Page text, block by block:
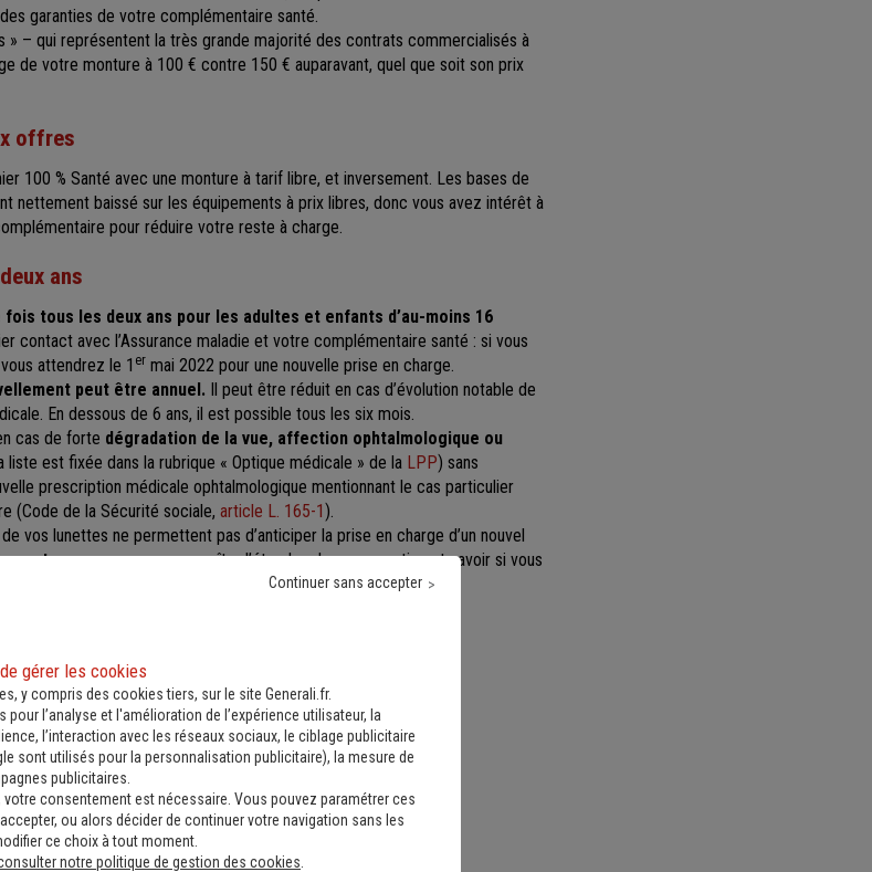
garanties de votre complémentaire santé.
» – qui représentent la très grande majorité des contrats commercialisés à
de votre monture à 100 € contre 150 € auparavant, quel que soit son prix
offres
100 % Santé avec une monture à tarif libre, et inversement. Les bases de
nettement baissé sur les équipements à prix libres, donc vous avez intérêt à
pour réduire votre reste à charge.
ans
fois tous les deux ans pour les adultes et enfants d’au-moins 16
contact avec l’Assurance maladie et votre complémentaire santé : si vous
attendrez le 1 er mai 2022 pour une nouvelle prise en charge.
peut être annuel. Il peut être réduit en cas d’évolution notable de
En dessous de 6 ans, il est possible tous les six mois.
cas de forte dégradation de la vue, affection ophtalmologique ou
liste est fixée dans la rubrique « Optique médicale » de la LPP) sans
prescription médicale ophtalmologique mentionnant le cas particulier
(Code de la Sécurité sociale, article L. 165-1).
de vos lunettes ne permettent pas d’anticiper la prise en charge d’un nouvel
votre assureurpour connaître l’étendue de vos garanties et savoir si vous
Nos solutions
gérer les cookies
y compris des cookies tiers, sur le site Generali.fr.
l’analyse et l'amélioration de l’expérience utilisateur, la
l’interaction avec les réseaux sociaux, le ciblage publicitaire
sont utilisés pour la personnalisation publicitaire), la mesure de
publicitaires.
votre consentement est nécessaire. Vous pouvez paramétrer ces
ou alors décider de continuer votre navigation sans les
ce choix à tout moment.
notre politique de gestion des cookies
Continuer sans accepter